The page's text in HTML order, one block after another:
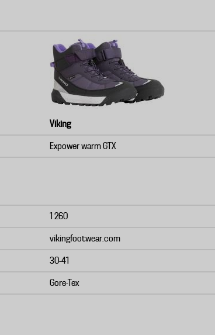
Viking
Expower warm GTX
1 260
vikingfootwear.com
30-41
Gore-Tex